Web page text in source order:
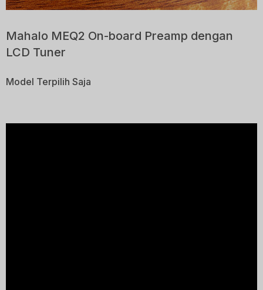
Mahalo MEQ2 On-board Preamp dengan
LCD Tuner
Model Terpilih Saja